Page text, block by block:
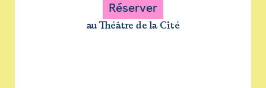
Réserver
au Théâtre de la Cité